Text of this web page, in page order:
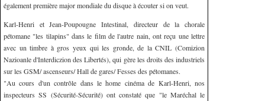
également première major mondiale du disque à écouter si on veut.
Karl-Henri et Jean-Poupougne Intestinal, directeur de la chorale
pétomane "les tilapins" dans le film de l'autre nain, ont reçu une lettre
avec un timbre à gros yeux qui les gronde, de la CNIL (Comizion
Nazioanle d'Interdiczion des Libertés), qui gère les droits des industriels
sur les GSM/ ascenseurs/ Hall de gares/ Fesses des pétomanes.
"Au cours d'un contrôle dans le home cinéma de Karl-Henri, nos
inspecteurs SS (Sécurité-Sécurité) ont constaté que "le Maréchal le